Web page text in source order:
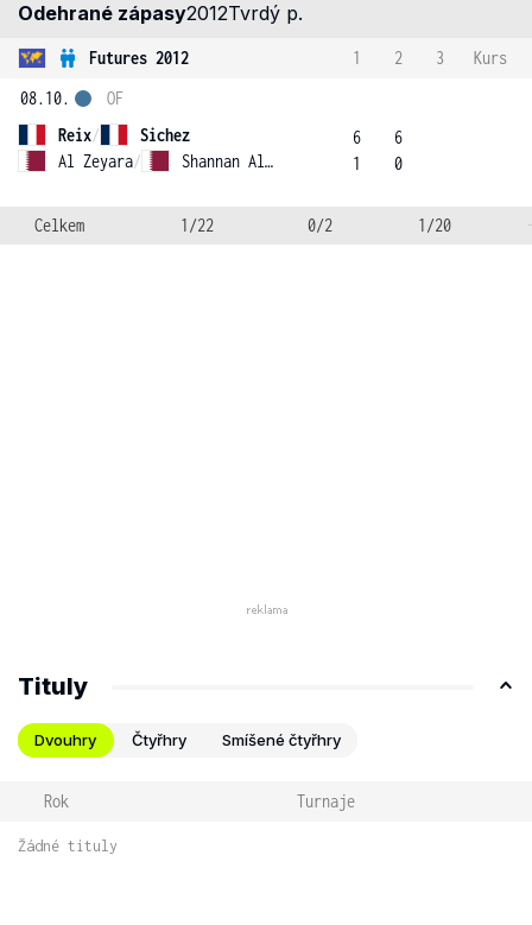
Odehrané zápasy2012Tvrdý p.
Futures 2012 1 2 3
Kurs
08.10.
Reix/
Sichez
Al Zeyara/ Shannan Alharrasi
OF
6
1
6
0
Celkem 1/22 0/2 1/20
Tituly
Dvouhry Čtyřhry Smíšené čtyřhry
Rok Turnaje
Žádné tituly